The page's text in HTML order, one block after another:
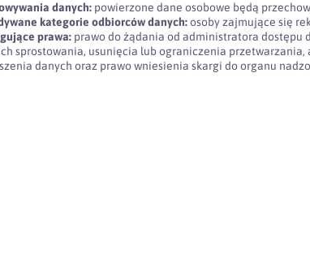
danych: powierzone dane osobowe będą
kategorie odbiorców danych:osoby zajmujące się
prawa: prawo do żądania od administratora dostępu
sprostowania, usunięcia lub ograniczenia
danych oraz prawo wniesienia skargi do organu